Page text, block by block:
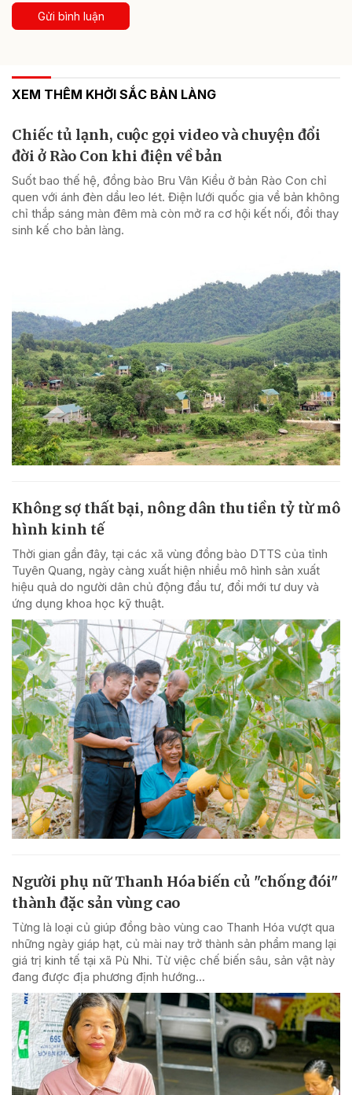
Gửi bình luận
XEM THÊM KHỞI SẮC BẢN LÀNG
Chiếc tủ lạnh, cuộc gọi video và chuyện đổi
đời ở Rào Con khi điện về bản
Suốt bao thế hệ, đồng bào Bru Vân Kiều ở bản Rào Con chỉ
quen với ánh đèn dầu leo lét. Điện lưới quốc gia về bản không
chỉ thắp sáng màn đêm mà còn mở ra cơ hội kết nối, đổi thay
sinh kế cho bản làng.
Không sợ thất bại, nông dân thu tiền tỷ từ mô
hình kinh tế
Thời gian gần đây, tại các xã vùng đồng bào DTTS của tỉnh
Tuyên Quang, ngày càng xuất hiện nhiều mô hình sản xuất
hiệu quả do người dân chủ động đầu tư, đổi mới tư duy và
ứng dụng khoa học kỹ thuật.
Người phụ nữ Thanh Hóa biến củ "chống đói"
thành đặc sản vùng cao
Từng là loại củ giúp đồng bào vùng cao Thanh Hóa vượt qua
những ngày giáp hạt, củ mài nay trở thành sản phẩm mang lại
giá trị kinh tế tại xã Pù Nhi. Từ việc chế biến sâu, sản vật này
đang được địa phương định hướng...